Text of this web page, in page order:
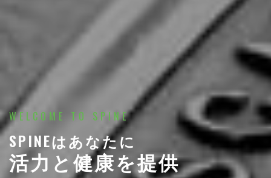
WELCOME TO SPINE
SPINEはあなたに
活力と健康を提供